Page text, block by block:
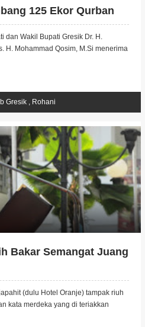
125 Ekor Qurban
dan Wakil Bupati Gresik Dr. H.
H. Mohammad Qosim, M.Si menerima
Gresik, Rohani
Bakar Semangat Juang
(dulu Hotel Oranje) tampak riuh
kata merdeka yang di teriakkan